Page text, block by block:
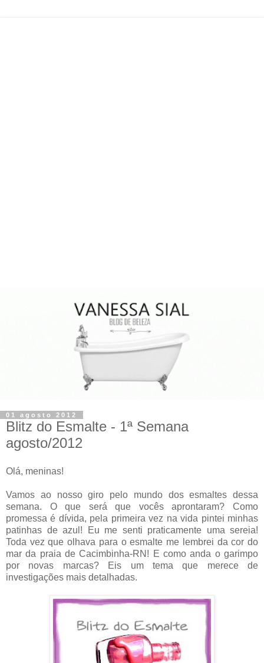
01 agosto 2012
Blitz do Esmalte - 1ª Semana
agosto/2012
Olá, meninas!
Vamos ao nosso giro pelo mundo dos esmaltes dessa
semana. O que será que vocês aprontaram? Como
promessa é dívida, pela primeira vez na vida pintei minhas
patinhas de azul! Eu me senti praticamente uma sereia!
Toda vez que olhava para o esmalte me lembrei da cor do
mar da praia de Cacimbinha-RN! E como anda o garimpo
por novas marcas? Eis um tema que merece de
investigações mais detalhadas.